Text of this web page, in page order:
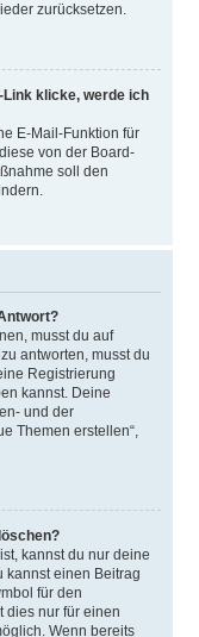
zurücksetzen.
Link klicke, werde ich
E-Mail-Funktion für
von der Board-
soll den
musst du auf
antworten, musst du
Registrierung
kannst. Deine
und der
Themen erstellen“,
kannst du nur deine
kannst einen Beitrag
für den
dies nur für einen
Wenn bereits